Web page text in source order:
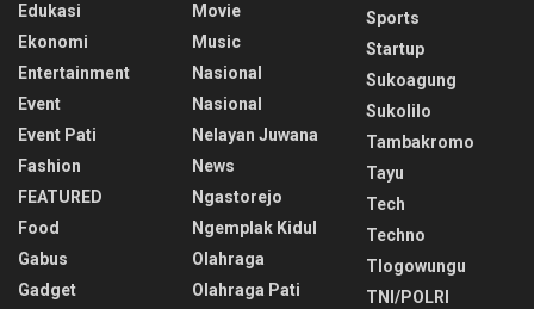
Edukasi
Ekonomi
Entertainment
Event
Event Pati
Fashion
FEATURED
Food
Gabus
Gadget
Movie
Music
Nasional
Nasional
Nelayan Juwana
News
Ngastorejo
Ngemplak Kidul
Olahraga
Olahraga Pati
Sports
Startup
Sukoagung
Sukolilo
Tambakromo
Tayu
Tech
Techno
Tlogowungu
TNI/POLRI